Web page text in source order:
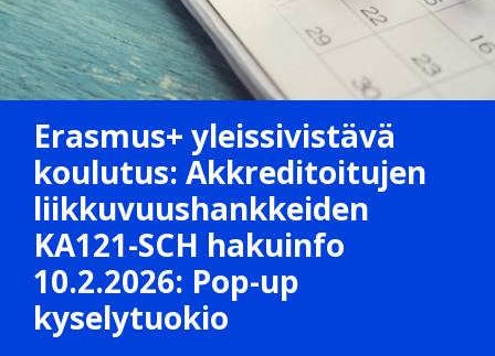
Erasmus+ yleissivistävä
koulutus: Akkreditoitujen
liikkuvuushankkeiden
KA121-SCH hakuinfo
10.2.2026: Pop-up
kyselytuokio